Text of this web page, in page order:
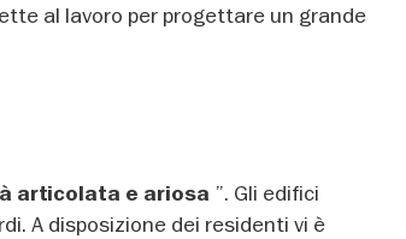
al lavoro per progettare un grande
articolata e ariosa ”. Gli edifici
A disposizione dei residenti vi è